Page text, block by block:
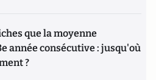
que la moyenne
année consécutive : jusqu'où
?